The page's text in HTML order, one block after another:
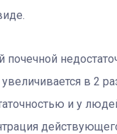
почечной
в 2
и у